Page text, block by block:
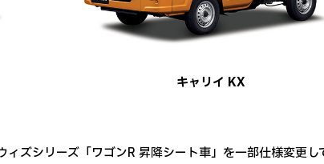
キャリイ KX
ズシリーズ「ワゴンR 昇降シート車」を一部仕様変更し